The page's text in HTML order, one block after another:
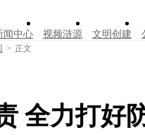
闻中心 视频涟源 文明创建
> 正文
全力打好